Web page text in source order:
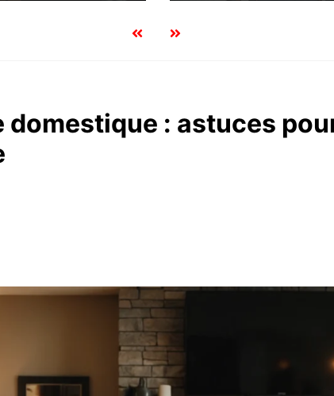
domestique : astuces